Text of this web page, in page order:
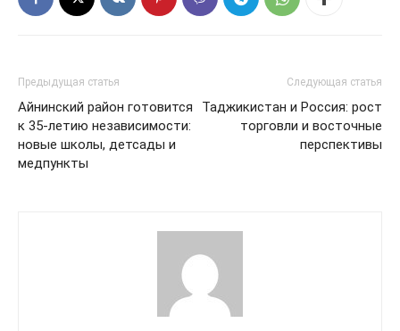
Предыдущая статья
Айнинский район готовится
к 35-летию независимости:
новые школы, детсады и
медпункты
Следующая статья
Таджикистан и Россия: рост
торговли и восточные
перспективы